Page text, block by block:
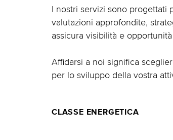
I nostri servizi sono progettati
valutazioni approfondite,
assicura visibilità e
Affidarsi a noi significa
per lo sviluppo della vostra
CLASSE ENERGETICA